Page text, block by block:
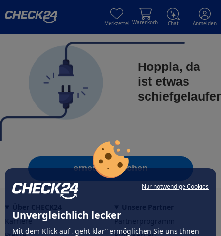
Nur notwendige Cookies
Unvergleichlich lecker
Mit dem Klick auf „geht klar” ermöglichen Sie uns Ihnen
Merkzettel Warenkorb Chat Anmelden
Hoppla, da
ist etwas
erneut versuchen
Karriere
Partnerprogramm